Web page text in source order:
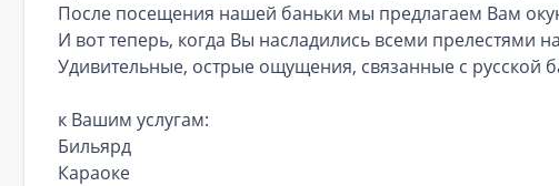
После посещения нашей баньки мы предлагаем Вам
И вот теперь, когда Вы насладились всеми прелестями
Удивительные, острые ощущения, связанные с русской
к Вашим услугам:
Бильярд
Караоке